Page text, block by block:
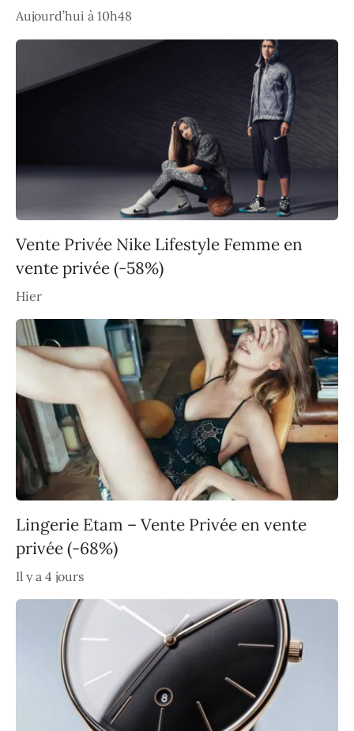
Aujourd’hui à 10h48
Vente Privée Nike Lifestyle Femme en
vente privée (-58%)
Hier
Lingerie Etam – Vente Privée en vente
privée (-68%)
Il y a 4 jours